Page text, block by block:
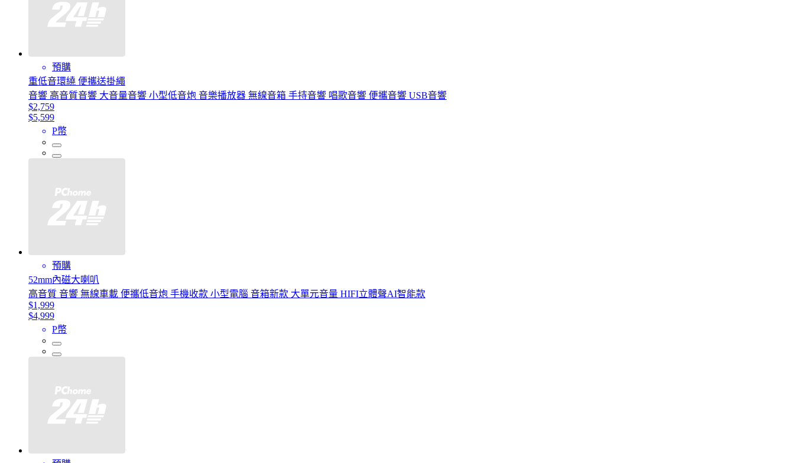
預購
重低音環繞 便攜送掛繩
音響 高音質音響 大音量音響 小型低音炮 音樂播放器 無線音箱 手持音響 唱歌音響 便攜音響 USB音響
$2,759
$5,599
P幣
預購
52mm內磁大喇叭
高音質 音響 無線車載 便攜低音炮 手機收款 小型電腦 音箱新款 大單元音量 HIFI立體聲AI智能款
$1,999
$4,999
P幣